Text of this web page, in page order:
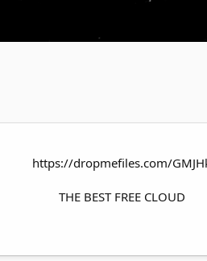
https://dropmefiles.com/
THE BEST FREE CLOUD